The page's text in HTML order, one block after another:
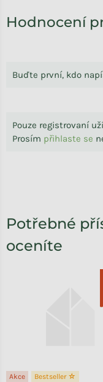
Hodnocení
Buďte první, kdo
Pouze registrovaní
Prosím přihlaste se
Potřebné
oceníte
Akce Bestseller ☆